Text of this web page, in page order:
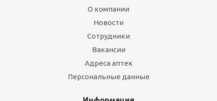
О компании
Новости
Сотрудники
Вакансии
Адреса аптек
Персональные данные